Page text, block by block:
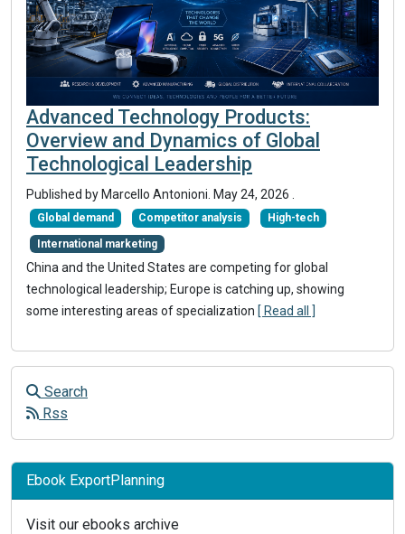
Advanced Technology Products:
Overview and Dynamics of Global
Technological Leadership
Published by Marcello Antonioni May 24, 2026
Global demand Competitor analysis High-tech
International marketing
China and the United States are competing for global
technological leadership; Europe is catching up, showing
some interesting areas of specialization [ Read all ]
Search
Rss
Ebook ExportPlanning
Visit our ebooks archive